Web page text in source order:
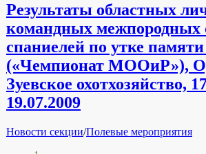
Результаты областных
командных межпородных
спаниелей по утке
(«Чемпионат МООиР»),
Зуевское охотхозяйство,
19.07.2009
Рубрики
Новости секции/Полевые мероприятия